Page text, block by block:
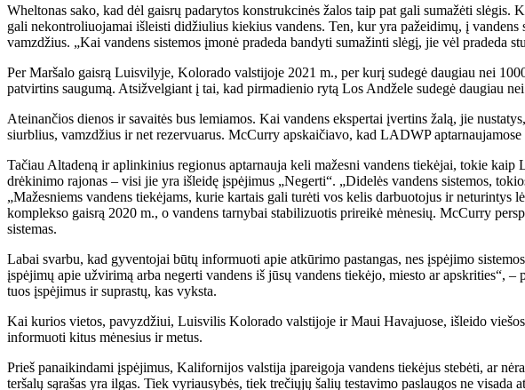
Wheltonas sako, kad dėl gaisrų padarytos konstrukcinės žalos taip pat gali sumažėti
gali nekontroliuojamai išleisti didžiulius kiekius vandens. Ten, kur yra pažeidimų, į
vamzdžius. „Kai vandens sistemos įmonė pradeda bandyti sumažinti slėgį, jie vėl pradeda
Per Maršalo gaisrą Luisvilyje, Kolorado valstijoje 2021 m., per kurį sudegė daugiau nei
patvirtins saugumą. Atsižvelgiant į tai, kad pirmadienio rytą Los Andžele sudegė daugiau
Ateinančios dienos ir savaitės bus lemiamos. Kai vandens ekspertai įvertins žalą, jie
siurblius, vamzdžius ir net rezervuarus. McCurry apskaičiavo, kad LADWP
Tačiau Altadeną ir aplinkinius regionus aptarnauja keli mažesni vandens tiekėjai, tokie
drėkinimo rajonas – visi jie yra išleidę įspėjimus „Negerti“. „Didelės vandens sistemos,
„Mažesniems vandens tiekėjams, kurie kartais gali turėti vos kelis darbuotojus ir
komplekso gaisrą 2020 m., o vandens tarnybai stabilizuotis prireikė mėnesių. McCurry
sistemas.
Labai svarbu, kad gyventojai būtų informuoti apie atkūrimo pastangas, nes įspėjimo
įspėjimų apie užvirimą arba negerti vandens iš jūsų vandens tiekėjo, miesto ar
tuos įspėjimus ir suprastų, kas vyksta.
Kai kurios vietos, pavyzdžiui, Luisvilis Kolorado valstijoje ir Maui Havajuose, išleido
informuoti kitus mėnesius ir metus.
Prieš panaikindami įspėjimus, Kalifornijos valstija įpareigoja vandens tiekėjus stebėti, ar
teršalų sąrašas yra ilgas. Tiek vyriausybės, tiek trečiųjų šalių testavimo paslaugos ne